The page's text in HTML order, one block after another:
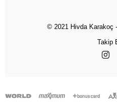
© 2021 Hivda Karakoç -
Takip